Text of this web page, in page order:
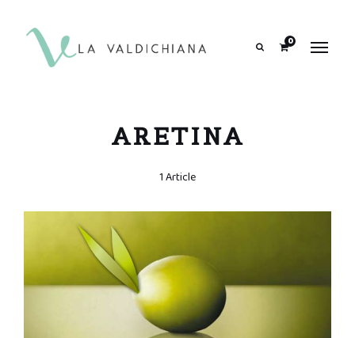
0
ARETINA
1 Article